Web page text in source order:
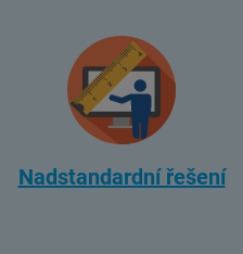
Nadstandardní řešení